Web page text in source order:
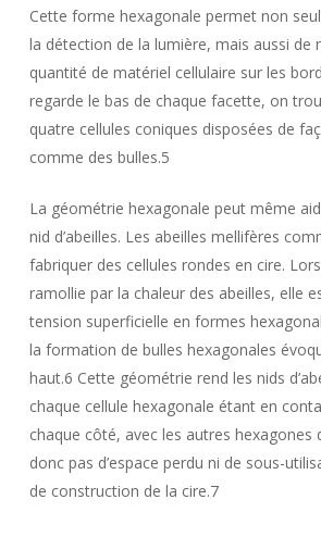
Cette forme hexagonale permet non
la détection de la lumière, mais aussi de
quantité de matériel cellulaire sur les
regarde le bas de chaque facette, on
quatre cellules coniques disposées de
comme des bulles.5
La géométrie hexagonale peut même
nid d’abeilles. Les abeilles mellifères
fabriquer des cellules rondes en cire.
ramollie par la chaleur des abeilles, elle
tension superficielle en formes
la formation de bulles hexagonales
haut.6 Cette géométrie rend les nids
chaque cellule hexagonale étant en
chaque côté, avec les autres hexagones
donc pas d’espace perdu ni de sous-
de construction de la cire.7